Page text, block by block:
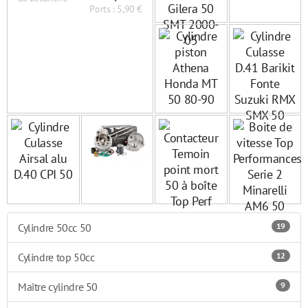
Ports : 5,90 €
19
Cylindre 50cc 50
12
Cylindre top 50cc
9
Maître cylindre 50